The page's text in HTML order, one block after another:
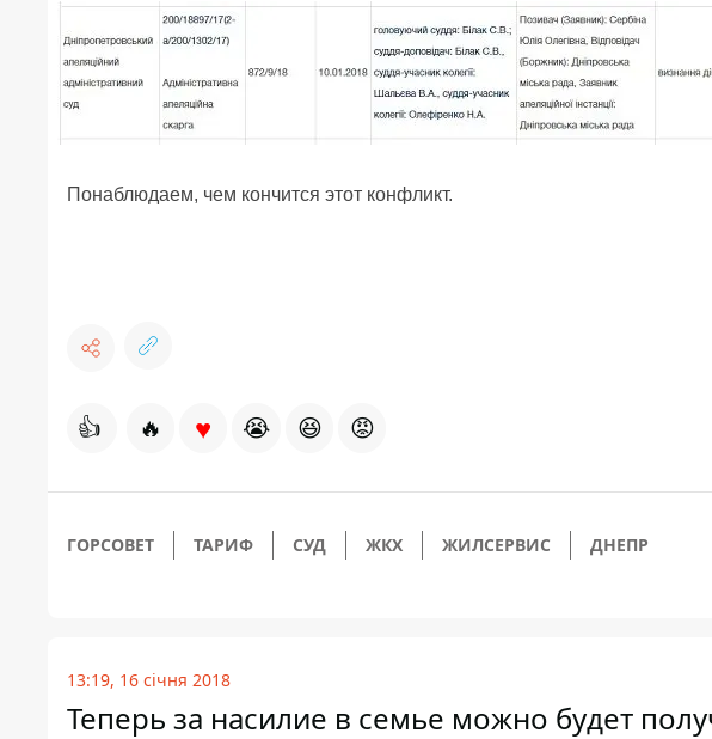
Понаблюдаем, чем кончится этот конфликт.
👍 🔥 ♥ 😭 😆 😡
ГОРСОВЕТ ТАРИФ СУД ЖКХ ЖИЛСЕРВИС ДНЕПР
13:19, 16 січня 2018
Теперь за насилие в семье можно будет